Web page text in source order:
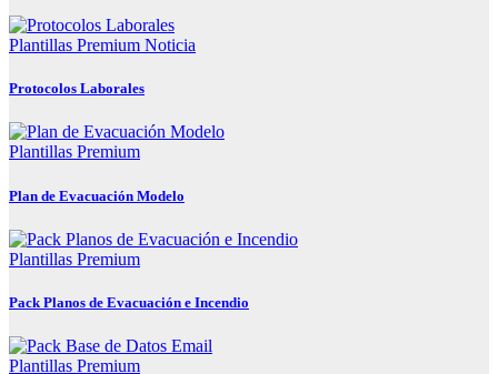
Plantillas Premium Noticia
Protocolos Laborales
Plantillas Premium
Plan de Evacuación Modelo
Plantillas Premium
Pack Planos de Evacuación e Incendio
Plantillas Premium